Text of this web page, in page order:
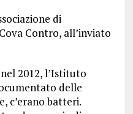
di
Contro, all’inviato
2012, l’Istituto
delle
c’erano batteri.